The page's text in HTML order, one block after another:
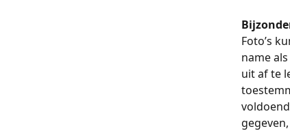
Foto’s
name
uit af te